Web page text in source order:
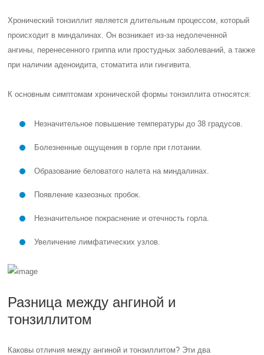
Хронический тонзиллит является длительным процессом, который
происходит в миндалинах. Он возникает из-за недолеченной
ангины, перенесенного гриппа или простудных заболеваний, а также
при наличии аденоидита, стоматита или гингивита.
К основным симптомам хронической формы тонзиллита относятся:
Незначительное повышение температуры до 38 градусов.
Болезненные ощущения в горле при глотании.
Образование беловатого налета на миндалинах.
Появление казеозных пробок.
Незначительное покраснение и отечность горла.
Увеличение лимфатических узлов.
Разница между ангиной и
тонзиллитом
Каковы отличия между ангиной и тонзиллитом? Эти два